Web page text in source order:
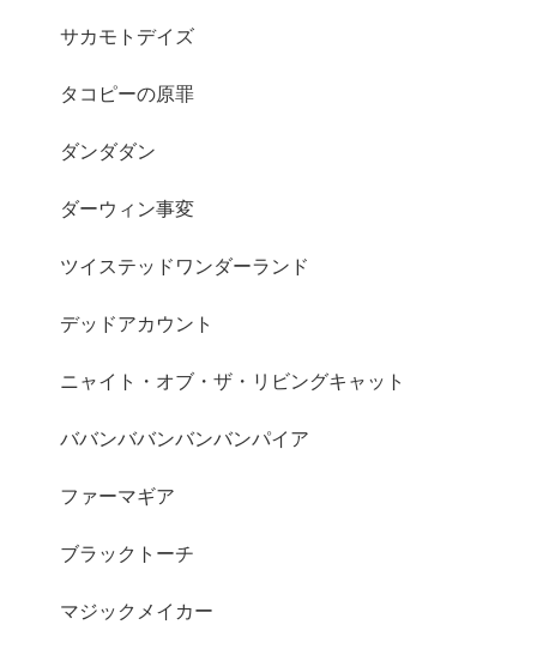
サカモトデイズ
タコピーの原罪
ダンダダン
ダーウィン事変
ツイステッドワンダーランド
デッドアカウント
ニャイト・オブ・ザ・リビングキャット
ババンババンバンバンパイア
ファーマギア
ブラックトーチ
マジックメイカー